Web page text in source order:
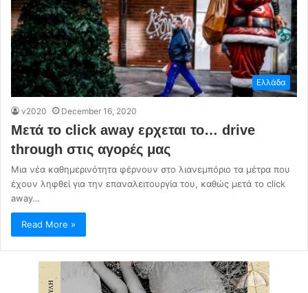
Ελλάδα
v2020 December 16, 2020
Μετά το click away ερχεται το… drive
through στις αγορές μας
Μια νέα καθημερινότητα φέρνουν στο λιανεμπόριο τα μέτρα που
έχουν ληφθεί για την επαναλειτουργία του, καθώς μετά το click
away…
Read More »